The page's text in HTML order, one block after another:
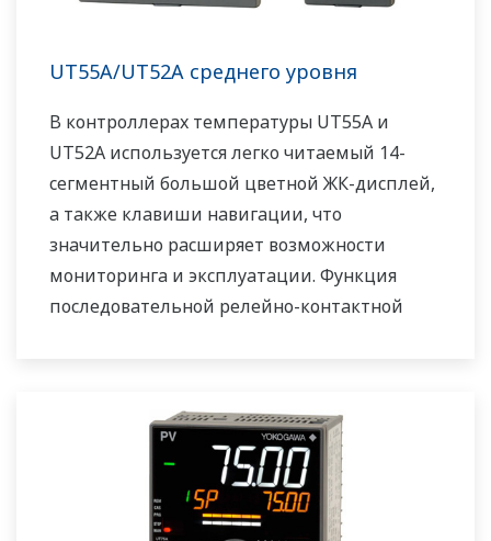
UT55A/UT52A среднего уровня
В контроллерах температуры UT55A и
UT52A используется легко читаемый 14-
сегментный большой цветной ЖК-дисплей,
а также клавиши навигации, что
значительно расширяет возможности
мониторинга и эксплуатации. Функция
последовательной релейно-контактной
приборной панели. UT55A/UT52A также
поддерживает открытые сети, такие как